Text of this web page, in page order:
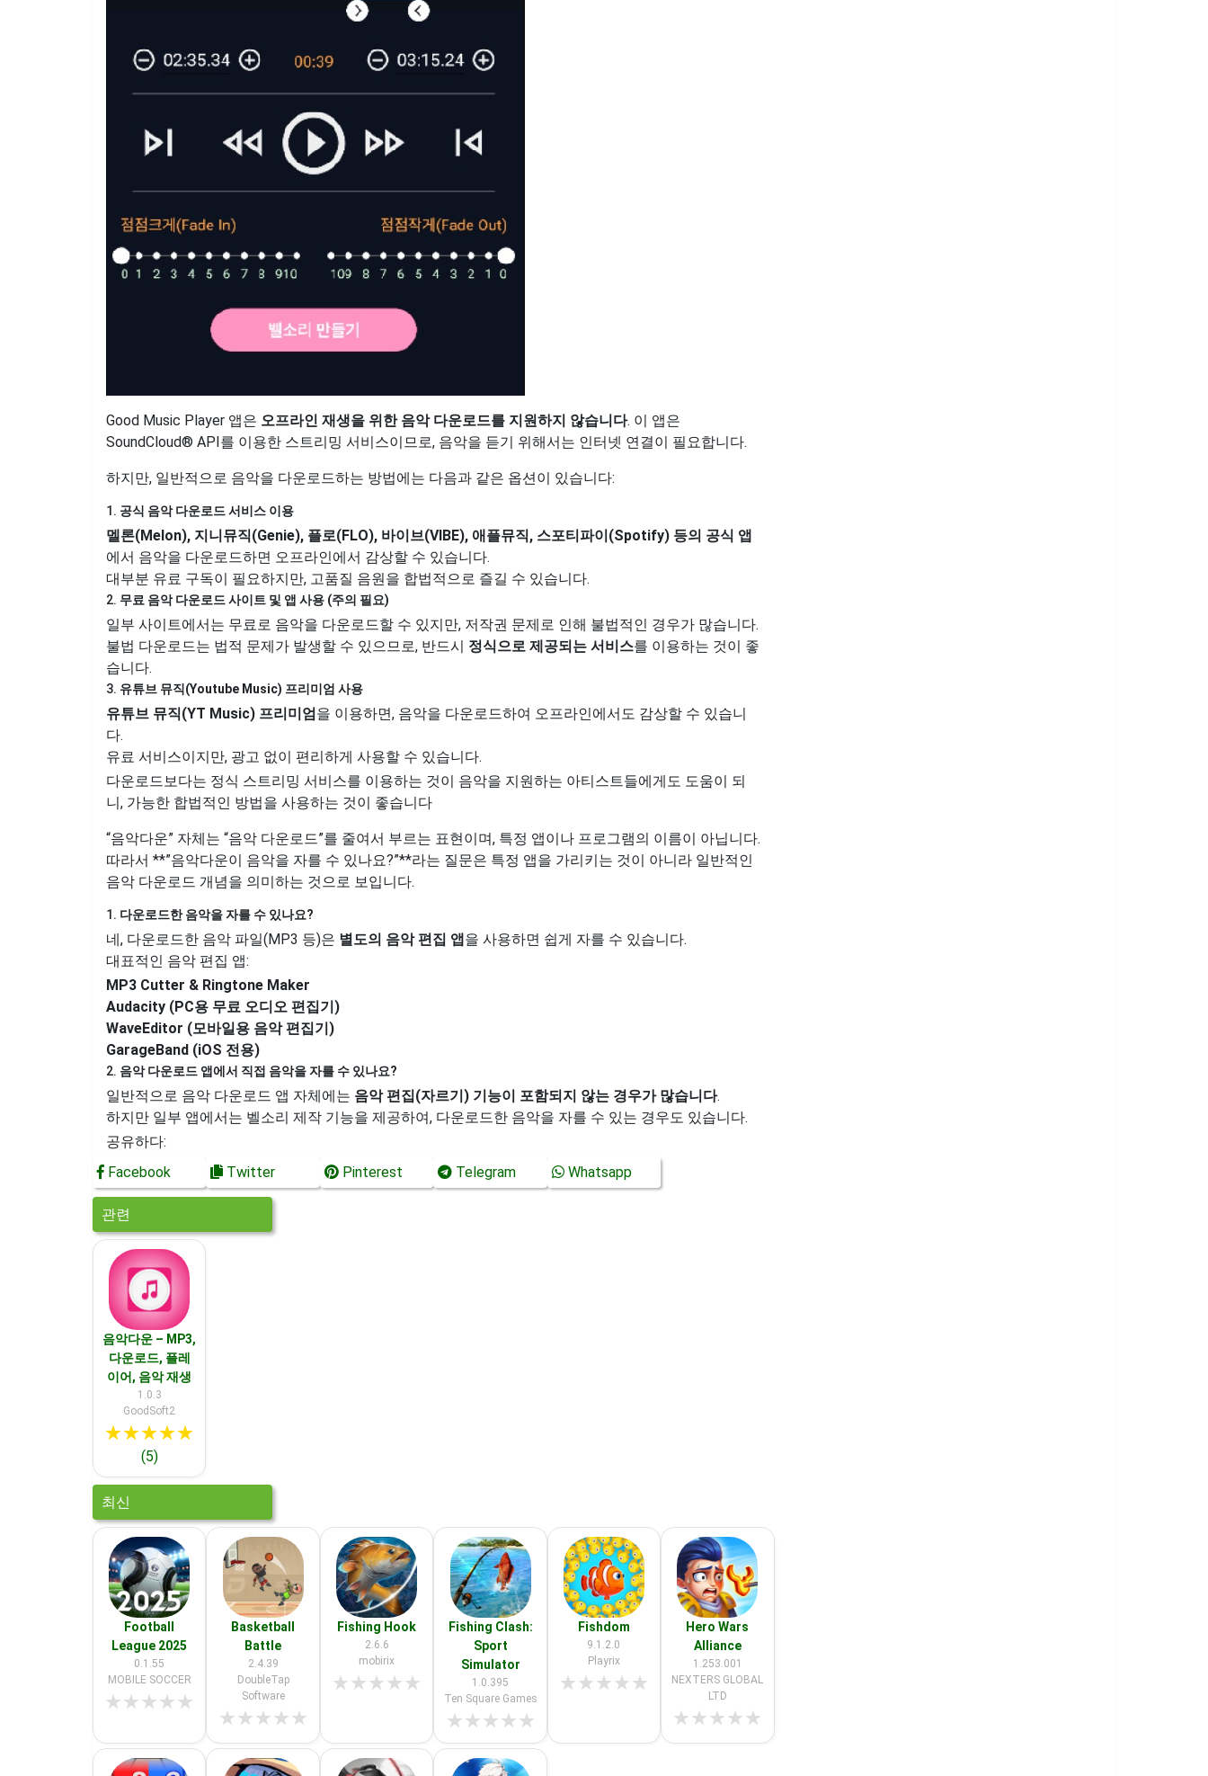
Good Music Player 앱은 오프라인 재생을 위한 음악 다운로드를 지원하지 않습니다. 이 앱은
SoundCloud® API를 이용한 스트리밍 서비스이므로, 음악을 듣기 위해서는 인터넷 연결이 필요합니다.
하지만, 일반적으로 음악을 다운로드하는 방법에는 다음과 같은 옵션이 있습니다:
1. 공식 음악 다운로드 서비스 이용
멜론(Melon), 지니뮤직(Genie), 플로(FLO), 바이브(VIBE), 애플뮤직, 스포티파이(Spotify) 등의 공식 앱
에서 음악을 다운로드하면 오프라인에서 감상할 수 있습니다.
대부분 유료 구독이 필요하지만, 고품질 음원을 합법적으로 즐길 수 있습니다.
2. 무료 음악 다운로드 사이트 및 앱 사용 (주의 필요)
일부 사이트에서는 무료로 음악을 다운로드할 수 있지만, 저작권 문제로 인해 불법적인 경우가 많습니다.
불법 다운로드는 법적 문제가 발생할 수 있으므로, 반드시 정식으로 제공되는 서비스를 이용하는 것이 좋
습니다.
3. 유튜브 뮤직(Youtube Music) 프리미엄 사용
유튜브 뮤직(YT Music) 프리미엄을 이용하면, 음악을 다운로드하여 오프라인에서도 감상할 수 있습니
다.
유료 서비스이지만, 광고 없이 편리하게 사용할 수 있습니다.
다운로드보다는 정식 스트리밍 서비스를 이용하는 것이 음악을 지원하는 아티스트들에게도 도움이 되
니, 가능한 합법적인 방법을 사용하는 것이 좋습니다
“음악다운” 자체는 “음악 다운로드”를 줄여서 부르는 표현이며, 특정 앱이나 프로그램의 이름이 아닙니다.
따라서 **”음악다운이 음악을 자를 수 있나요?”**라는 질문은 특정 앱을 가리키는 것이 아니라 일반적인
음악 다운로드 개념을 의미하는 것으로 보입니다.
1. 다운로드한 음악을 자를 수 있나요?
네, 다운로드한 음악 파일(MP3 등)은 별도의 음악 편집 앱을 사용하면 쉽게 자를 수 있습니다.
대표적인 음악 편집 앱:
MP3 Cutter & Ringtone Maker
Audacity (PC용 무료 오디오 편집기)
WaveEditor (모바일용 음악 편집기)
GarageBand (iOS 전용)
2. 음악 다운로드 앱에서 직접 음악을 자를 수 있나요?
일반적으로 음악 다운로드 앱 자체에는 음악 편집(자르기) 기능이 포함되지 않는 경우가 많습니다.
하지만 일부 앱에서는 벨소리 제작 기능을 제공하여, 다운로드한 음악을 자를 수 있는 경우도 있습니다.
공유하다:
Facebook
Twitter Pinterest Telegram Whatsapp
관련
음악다운 – MP3,
다운로드, 플레
이어, 음악 재생
1.0.3
GoodSoft2
★★★★★
(5)
최신
Football
League 2025
0.1.55
MOBILE SOCCER
★★★★★
Basketball
Battle
2.4.39
DoubleTap
Software
★★★★★
Fishing Hook
2.6.6
mobirix
★★★★★
Fishing Clash:
Sport
Simulator
1.0.395
Ten Square Games
★★★★★
Fishdom
9.1.2.0
Playrix
★★★★★
Hero Wars
Alliance
1.253.001
NEXTERS GLOBAL
LTD
★★★★★